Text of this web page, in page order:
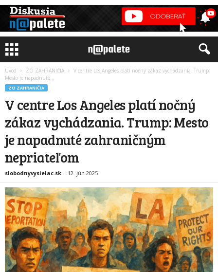
Úvod ZO ZAHRANIČIA
V centre Los Angeles platí nočný zákaz vychádzania. Trump:
Mesto je napadnuté...
ZO ZAHRANIČIA
V centre Los Angeles platí nočný
zákaz vychádzania. Trump: Mesto
je napadnuté zahraničným
nepriateľom
slobodnyvysielac.sk - 12. jún 2025